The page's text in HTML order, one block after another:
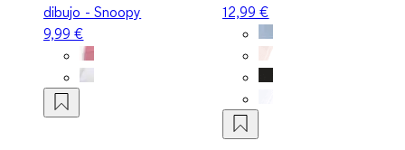
dibujo - Snoopy
9,99 €
12,99 €